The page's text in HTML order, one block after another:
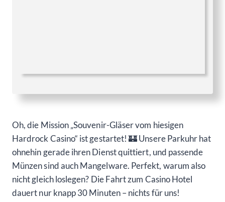
Oh, die Mission „Souvenir-Gläser vom hiesigen
Hardrock Casino“ ist gestartet! 🏰 Unsere Parkuhr hat
ohnehin gerade ihren Dienst quittiert, und passende
Münzen sind auch Mangelware. Perfekt, warum also
nicht gleich loslegen? Die Fahrt zum Casino Hotel
dauert nur knapp 30 Minuten – nichts für uns!